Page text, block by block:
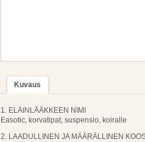
Kuvaus
1. ELÄINLÄÄKKEEN NIMI
Easotic, korvatipat, suspensio, koiralle
2. LAADULLINEN JA MÄÄRÄLLINEN